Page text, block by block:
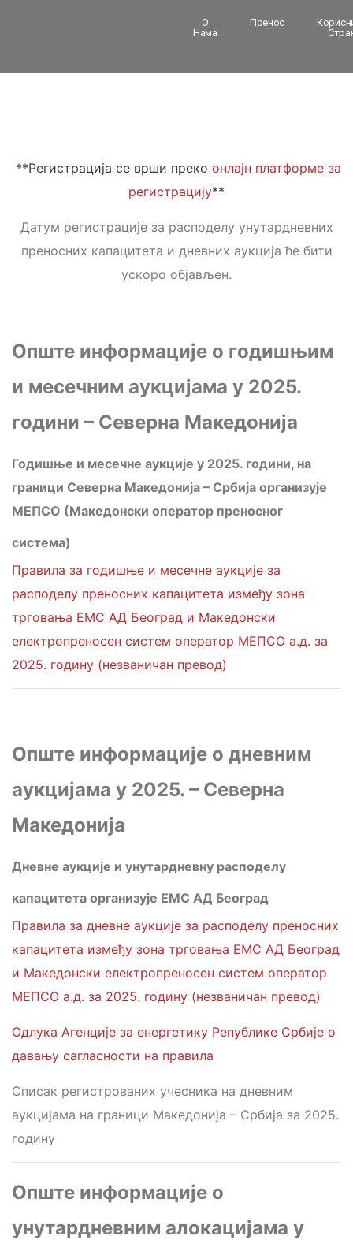
О
Нама
Пренос
**Регистрација се врши преко онлајн платформе за
регистрацију**
Датум регистрације за расподелу унутардневних
преносних капацитета и дневних аукција ће бити
ускоро објављен.
Опште информације о годишњим
и месечним аукцијама у 2025.
години – Северна Македонија
Годишње и месечне аукције у 2025. години, на
граници Северна Македонија – Србија организује
МЕПСО (Македонски оператор преносног
система)
Правила за годишње и месечне аукције за
расподелу преносних капацитета између зона
трговања ЕМС АД Београд и Македонски
електропреносен систем оператор МЕПСО а.д. за
2025. годину (незваничан превод)
Опште информације о дневним
аукцијама у 2025. – Северна
Македонија
Дневне аукције и унутардневну расподелу
капацитета организује ЕМС АД Београд
Правила за дневне аукције за расподелу преносних
капацитета између зона трговања ЕМС АД Београд
и Македонски електропреносен систем оператор
МЕПСО а.д. за 2025. годину (незваничан превод)
Одлука Агенције за енергетику Републике Србије о
давању сагласности на правила
Списак регистрованих учесника на дневним
аукцијама на граници Македонија – Србија за 2025.
годину
Опште информације о
унутардневним алокацијама у